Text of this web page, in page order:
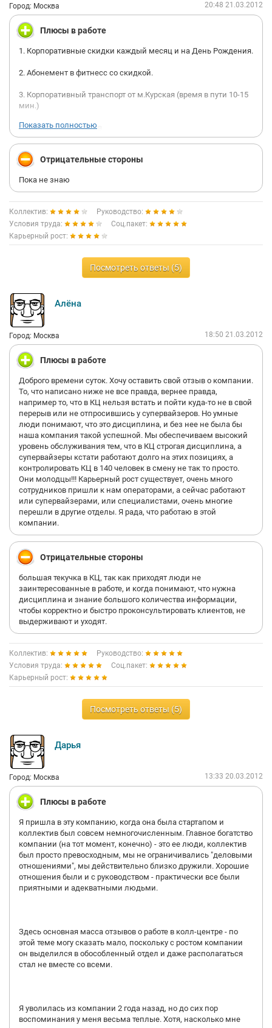
Город: Москва 20:48 21.03.2012
Плюсы в работе
1. Корпоративные скидки каждый месяц и на День Рождения.
2. Абонемент в фитнесс со скидкой.
3. Корпоративный транспорт от м.Курская (время в пути 10-15
мин.)
4. Молодой коллектив
5. Белая зарплата
7. Корпоративный дух.
8. Красивый, опрятный, удобный офис и рабочее место.
9. В самом офисе есть автоматы с горячей едой и всякими
вкусняшками, недалеко от офиса есть простенькая столовая с
домашней едой и компотом =)
10. Есть своя кухня с холодильником, микроволновками,
молоком, чаем и сахаром, а так же маленькая комнатка для
отдыха.
И вообще, что мне хотелось бы сказать.
про "малолеток", о которых тут упоминали... Все девушки,
которые работают у нас в компании - ухоженные, молодые,
опрятные, выглядят очень молодо и свежо, возможно из-за
этого возникло такое впечатление.
Мэри - часто серьезная, но никогда себе не позволяла
вольностей по отношению к своим подчиненным. К ней
всегда можно было подойти и обсудить то, что тебя
волновало.
По поводу рабства в КЦ... дорогие мои, а как Вы хотели?
Или вы думаете, что работать - это сидеть в интернете, курить
и бегать в туалет? Компания старается предоставить высшее
качество сервиса, операторы - это сотрудники, от которых не в
последнюю очередь зависит удовлетворенность клиента в
целом! Или вы не знали? И самое главное в этой профессии -
коммуникабельность, мобильность, дисциплина, скорость и
т.д.
Информация может менять каждый день и помногу раз. Мы
живем в бурно развивающемся мире и надо как-то уже
привыкать этому.
Карьерный рост есть, но надо показывать свои старания,
умения и инициативность, а не жить только ради
выполнения плана.
Успешной карьеры вам =)
Показать полностью
Отрицательные стороны
Пока не знаю
Коллектив:
Руководство:
Условия труда:
Соц.пакет:
Карьерный рост:
Посмотреть ответы (5)
Алёна
Город: Москва 18:50 21.03.2012
Плюсы в работе
Доброго времени суток. Хочу оставить свой отзыв о компании.
То, что написано ниже не все правда, вернее правда,
например то, что в КЦ нельзя встать и пойти куда-то не в свой
перерыв или не отпросившись у супервайзеров. Но умные
люди понимают, что это дисциплина, и без нее не была бы
наша компания такой успешной. Мы обеспечиваем высокий
уровень обслуживания тем, что в КЦ строгая дисциплина, а
супервайзеры кстати работают долго на этих позициях, а
контролировать КЦ в 140 человек в смену не так то просто.
Они молодцы!!! Карьерный рост существует, очень много
сотрудников пришли к нам операторами, а сейчас работают
или супервайзерами, или специалистами, очень многие
перешли в другие отделы. Я рада, что работаю в этой
компании.
Отрицательные стороны
большая текучка в КЦ, так как приходят люди не
заинтересованные в работе, и когда понимают, что нужна
дисциплина и знание большого количества информации,
чтобы корректно и быстро проконсультировать клиентов, не
выдерживают и уходят.
Коллектив:
Руководство:
Условия труда:
Соц.пакет:
Карьерный рост:
Посмотреть ответы (5)
Дарья
Город: Москва 13:33 20.03.2012
Плюсы в работе
Я пришла в эту компанию, когда она была стартапом и
коллектив был совсем немногочисленным. Главное богатство
компании (на тот момент, конечно) - это ее люди, коллектив
был просто превосходным, мы не ограничивались "деловыми
отношениями", мы действительно близко дружили. Хорошие
отношения были и с руководством - практически все были
приятными и адекватными людьми.
Здесь основная масса отзывов о работе в колл-центре - по
этой теме могу сказать мало, поскольку с ростом компании
он выделился в обособленный отдел и даже располагаться
стал не вместе со всеми.
Я уволилась из компании 2 года назад, но до сих пор
воспоминания у меня весьма теплые. Хотя, насколько мне